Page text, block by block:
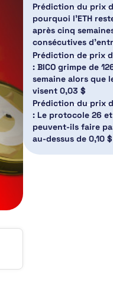
Prédiction du prix
pourquoi l’ETH
après cinq
consécutives
Prédiction de prix
: BICO grimpe de
semaine alors que
visent 0,03 $
Prédiction du prix
: Le protocole 26 et
peuvent-ils faire
au-dessus de 0,10